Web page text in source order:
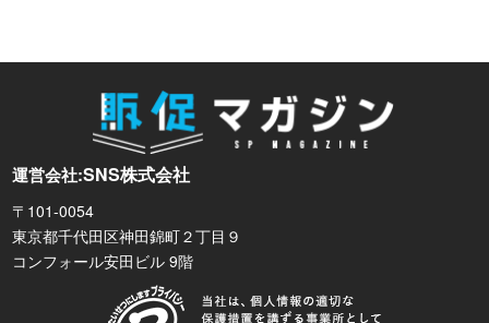
運営会社:SNS株式会社
〒101-0054
東京都千代田区神田錦町２丁目９
コンフォール安田ビル 9階